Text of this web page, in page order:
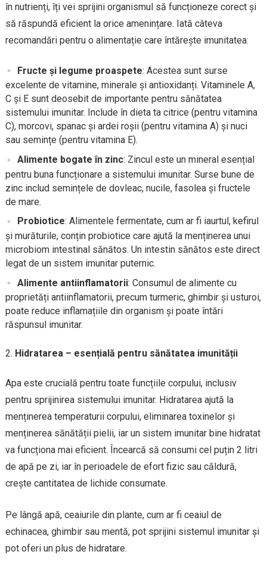
în nutrienți, îți vei sprijini organismul să funcționeze corect și
să răspundă eficient la orice amenințare. Iată câteva
recomandări pentru o alimentație care întărește imunitatea:
Fructe și legume proaspete: Acestea sunt surse
excelente de vitamine, minerale și antioxidanți. Vitaminele A,
C și E sunt deosebit de importante pentru sănătatea
sistemului imunitar. Include în dieta ta citrice (pentru vitamina
C), morcovi, spanac și ardei roșii (pentru vitamina A) și nuci
sau semințe (pentru vitamina E).
Alimente bogate în zinc: Zincul este un mineral esențial
pentru buna funcționare a sistemului imunitar. Surse bune de
zinc includ semințele de dovleac, nucile, fasolea și fructele
de mare.
Probiotice: Alimentele fermentate, cum ar fi iaurtul, kefirul
și murăturile, conțin probiotice care ajută la menținerea unui
microbiom intestinal sănătos. Un intestin sănătos este direct
legat de un sistem imunitar puternic.
Alimente antiinflamatorii: Consumul de alimente cu
proprietăți antiinflamatorii, precum turmeric, ghimbir și usturoi,
poate reduce inflamațiile din organism și poate întări
răspunsul imunitar.
Hidratarea – esențială pentru sănătatea imunității
Apa este crucială pentru toate funcțiile corpului, inclusiv
pentru sprijinirea sistemului imunitar. Hidratarea ajută la
menținerea temperaturii corpului, eliminarea toxinelor și
menținerea sănătății pielii, iar un sistem imunitar bine hidratat
va funcționa mai eficient. Încearcă să consumi cel puțin 2 litri
de apă pe zi, iar în perioadele de efort fizic sau căldură,
crește cantitatea de lichide consumate.
Pe lângă apă, ceaiurile din plante, cum ar fi ceaiul de
echinacea, ghimbir sau mentă, pot sprijini sistemul imunitar și
pot oferi un plus de hidratare.